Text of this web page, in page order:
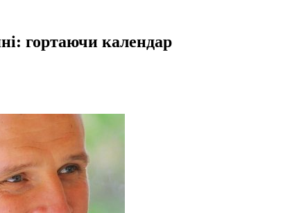
гортаючи календар